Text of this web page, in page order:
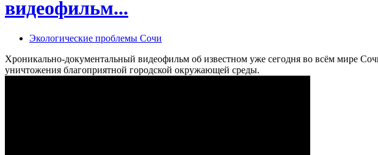
видеофильм...
Экологические проблемы Сочи
Хроникально-документальный видеофильм об известном уже сегодня во всём мире
уничтожения благоприятной городской окружающей среды.